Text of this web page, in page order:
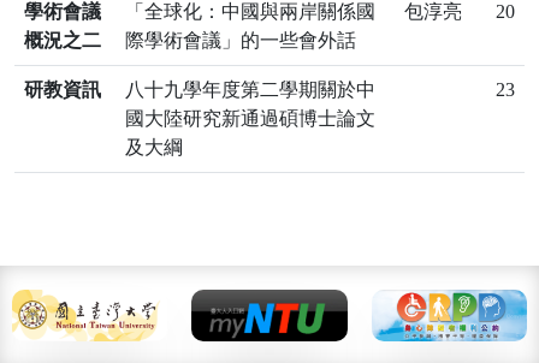
學術會議
概況之二
「全球化：中國與兩岸關係國
際學術會議」的一些會外話
包淳亮 20
研教資訊
八十九學年度第二學期關於中
國大陸研究新通過碩博士論文
及大綱
23